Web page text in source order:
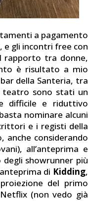
a pagamento
gli incontri free con
rapporto tra donne,
è risultato a mio
della Santeria, tra
teatro sono stati un
difficile e riduttivo
nominare alcuni
e i registi della
anche considerando
all’anteprima e
degli showrunner più
di Kidding,
del primo
(non vedo già